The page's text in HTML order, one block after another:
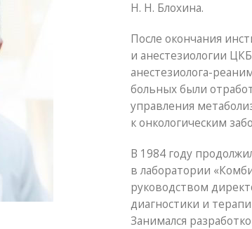
Н. Н. Блохина.
После окончания
и анестезиологии
анестезиолога-
больных были
управления
к онкологическим
В 1984 году
в лаборатории
руководством
диагностики и
Занимался